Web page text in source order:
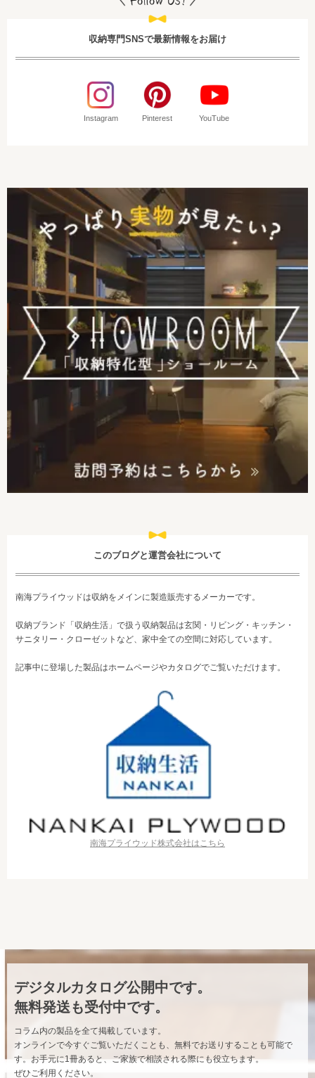
収納専門SNSで最新情報をお届け
Instagram Pinterest YouTube
このブログと運営会社について
南海プライウッドは収納をメインに製造販売するメーカーです。
収納ブランド「収納生活」で扱う収納製品は玄関・リビング・キッチン・
サニタリー・クローゼットなど、家中全ての空間に対応しています。
記事中に登場した製品はホームページやカタログでご覧いただけます。
南海プライウッド株式会社はこちら
デジタルカタログ公開中です。
無料発送も受付中です。
コラム内の製品を全て掲載しています。
オンラインで今すぐご覧いただくことも、無料でお送りすることも可能で
す。お手元に1冊あると、ご家族で相談される際にも役立ちます。
ぜひご利用ください。